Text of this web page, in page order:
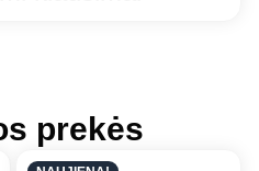
prekės